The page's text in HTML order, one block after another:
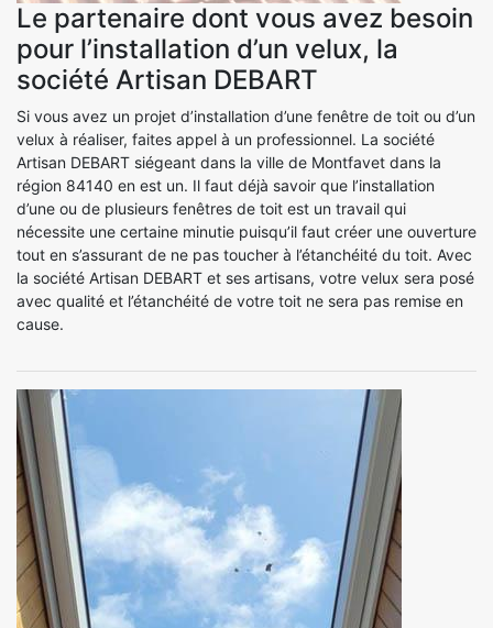
Le partenaire dont vous avez besoin
pour l’installation d’un velux, la
société Artisan DEBART
Si vous avez un projet d’installation d’une fenêtre de toit ou d’un
velux à réaliser, faites appel à un professionnel. La société
Artisan DEBART siégeant dans la ville de Montfavet dans la
région 84140 en est un. Il faut déjà savoir que l’installation
d’une ou de plusieurs fenêtres de toit est un travail qui
nécessite une certaine minutie puisqu’il faut créer une ouverture
tout en s’assurant de ne pas toucher à l’étanchéité du toit. Avec
la société Artisan DEBART et ses artisans, votre velux sera posé
avec qualité et l’étanchéité de votre toit ne sera pas remise en
cause.